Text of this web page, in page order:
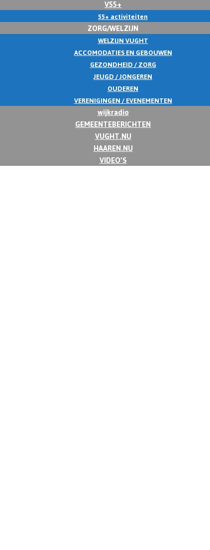
V55+
55+ activiteiten
ZORG/WELZIJN
WELZIJN VUGHT
ACCOMODATIES EN GEBOUWEN
GEZONDHEID / ZORG
JEUGD / JONGEREN
OUDEREN
VERENIGINGEN / EVENEMENTEN
wijkradio
GEMEENTEBERICHTEN
VUGHT.NU
HAAREN.NU
VIDEO’S